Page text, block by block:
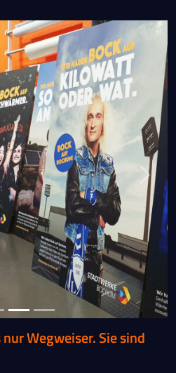
Wegweiser. Sie sind
Next